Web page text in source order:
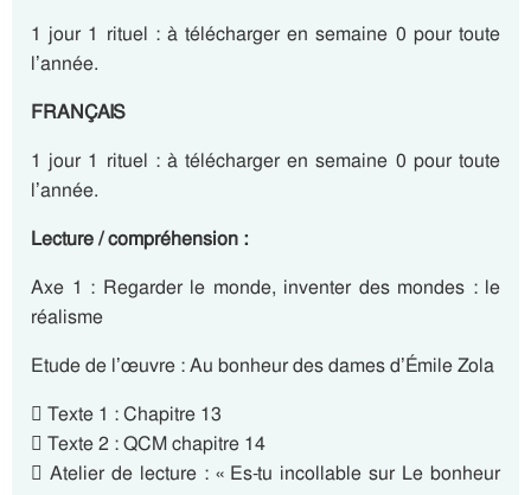
1 jour 1 rituel : à télécharger en semaine 0 pour toute
l’année.
FRANÇAIS
1 jour 1 rituel : à télécharger en semaine 0 pour toute
l’année.
Lecture / compréhension :
Axe 1 : Regarder le monde, inventer des mondes : le
réalisme
Etude de l’œuvre : Au bonheur des dames d’Émile Zola
 Texte 1 : Chapitre 13
 Texte 2 : QCM chapitre 14
 Atelier de lecture : « Es-tu incollable sur Le bonheur